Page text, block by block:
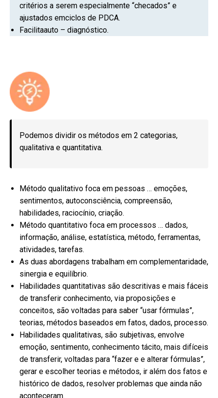
critérios a serem especialmente “checados” e
ajustados emciclos de PDCA.
Facilitaauto – diagnóstico.
Podemos dividir os métodos em 2 categorias,
qualitativa e quantitativa.
Método qualitativo foca em pessoas … emoções,
sentimentos, autoconsciência, compreensão,
habilidades, raciocínio, criação.
Método quantitativo foca em processos … dados,
informação, análise, estatística, método, ferramentas,
atividades, tarefas.
As duas abordagens trabalham em complementaridade,
sinergia e equilíbrio.
Habilidades quantitativas são descritivas e mais fáceis
de transferir conhecimento, via proposições e
conceitos, são voltadas para saber “usar fórmulas”,
teorias, métodos baseados em fatos, dados, processo.
Habilidades qualitativas, são subjetivas, envolve
emoção, sentimento, conhecimento tácito, mais difíceis
de transferir, voltadas para “fazer e e alterar fórmulas”,
gerar e escolher teorias e métodos, ir além dos fatos e
histórico de dados, resolver problemas que ainda não
aconteceram.